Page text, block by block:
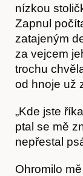
nízkou
Zapnul
zatajeným
za vejcem
trochu
od hnoje už
„Kde jste
ptal se mě
nepřestal
Ohromilo